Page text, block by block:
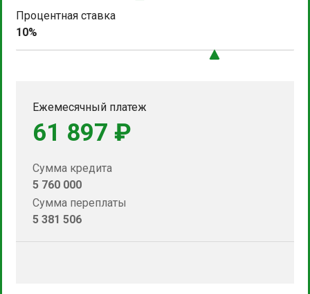
Процентная ставка
10%
Ежемесячный платеж
61 897 ₽
Сумма кредита
5 760 000
Сумма переплаты
5 381 506